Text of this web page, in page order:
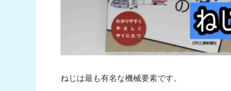
ねじは最も有名な機械要素です。